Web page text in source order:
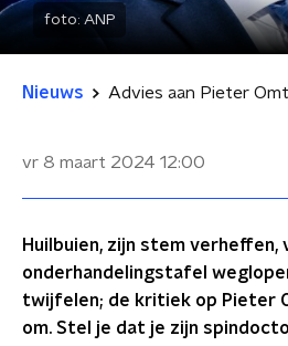
foto: ANP
Nieuws
vr 8 maart 2024 12:00
Huilbuien, zijn stem verheffen,
onderhandelingstafel
twijfelen; de kritiek op Pieter
om. Stel je dat je zijn